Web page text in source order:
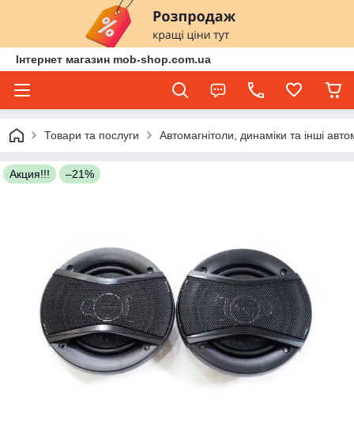
Інтернет магазин mob-shop.com.ua
Товари та послуги Автомагнітоли, динаміки та інші
Акция!!! –21%